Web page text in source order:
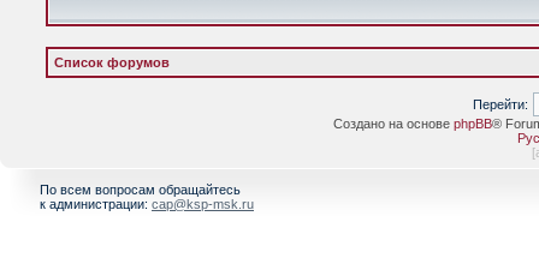
Список форумов
Перейти:
Создано на основе phpBB®
[
По всем вопросам обращайтесь
к администрации: cap@ksp-msk.ru